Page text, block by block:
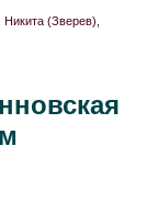
(Зверев),